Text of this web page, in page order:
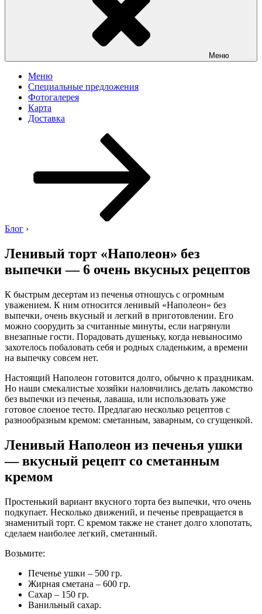
Меню
Меню
Специальные предложения
Фотогалерея
Карта
Доставка
Блог ›
Ленивый торт «Наполеон» без
выпечки — 6 очень вкусных рецептов
К быстрым десертам из печенья отношусь с огромным
уважением. К ним относится ленивый «Наполеон» без
выпечки, очень вкусный и легкий в приготовлении. Его
можно соорудить за считанные минуты, если нагрянули
внезапные гости. Порадовать душеньку, когда невыносимо
захотелось побаловать себя и родных сладеньким, а времени
на выпечку совсем нет.
Настоящий Наполеон готовится долго, обычно к праздникам.
Но наши смекалистые хозяйки наловчились делать лакомство
без выпечки из печенья, лаваша, или использовать уже
готовое слоеное тесто. Предлагаю несколько рецептов с
разнообразным кремом: сметанным, заварным, со сгущенкой.
Ленивый Наполеон из печенья ушки
— вкусный рецепт со сметанным
кремом
Простенький вариант вкусного торта без выпечки, что очень
подкупает. Несколько движений, и печенье превращается в
знаменитый торт. С кремом также не станет долго хлопотать,
сделаем наиболее легкий, сметанный.
Возьмите:
Печенье ушки – 500 гр.
Жирная сметана – 600 гр.
Сахар – 150 гр.
Ванильный сахар.